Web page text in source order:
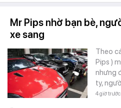
Mr Pips nhờ bạn bè,
xe sang
Theo
Pips )
nhưng
ty,
4 giờ trước